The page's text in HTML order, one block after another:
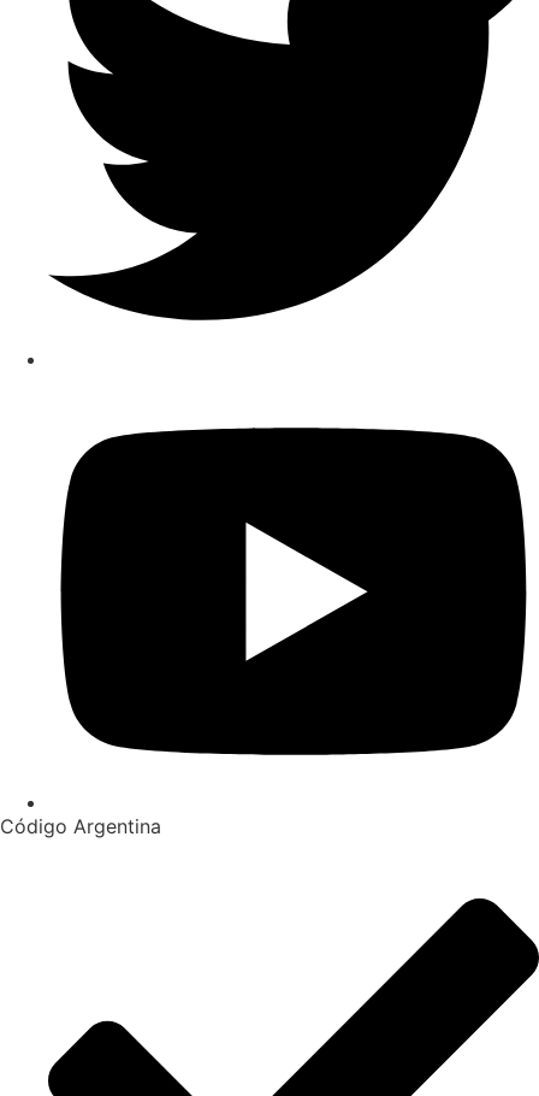
Código Argentina